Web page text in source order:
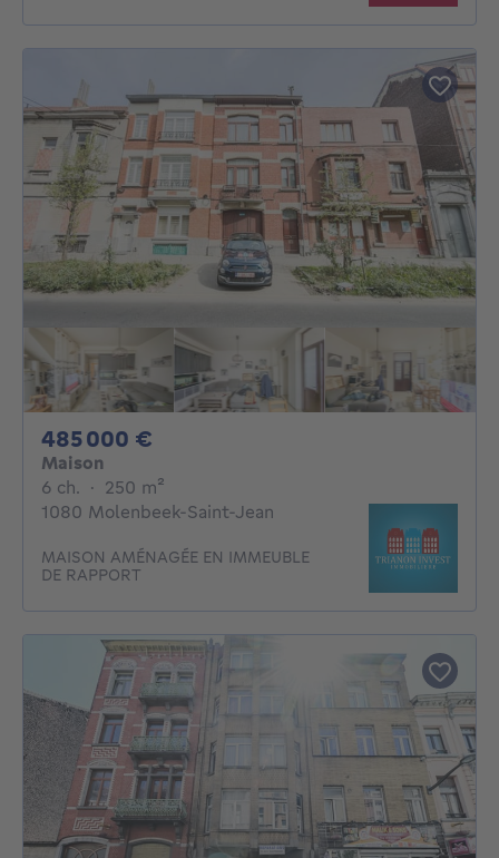
485 000 €
Maison
6 ch. 6 chambres
· 250 m²
1080 Molenbeek-Saint-Jean
MAISON AMÉNAGÉE EN IMMEUBLE
DE RAPPORT